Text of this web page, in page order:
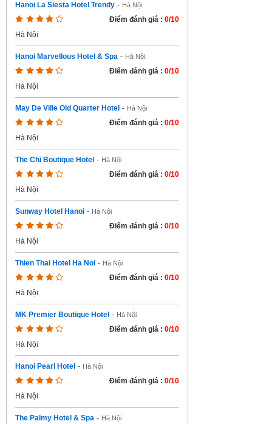
Hanoi La Siesta Hotel Trendy - Hà Nội
Điểm đánh giá : 0/10
Hà Nội
Hanoi Marvellous Hotel & Spa - Hà Nội
Điểm đánh giá : 0/10
Hà Nội
May De Ville Old Quarter Hotel - Hà Nội
Điểm đánh giá : 0/10
Hà Nội
The Chi Boutique Hotel - Hà Nội
Điểm đánh giá : 0/10
Hà Nội
Sunway Hotel Hanoi - Hà Nội
Điểm đánh giá : 0/10
Hà Nội
Thien Thai Hotel Ha Noi - Hà Nội
Điểm đánh giá : 0/10
Hà Nội
MK Premier Boutique Hotel - Hà Nội
Điểm đánh giá : 0/10
Hà Nội
Hanoi Pearl Hotel - Hà Nội
Điểm đánh giá : 0/10
Hà Nội
The Palmy Hotel & Spa - Hà Nội